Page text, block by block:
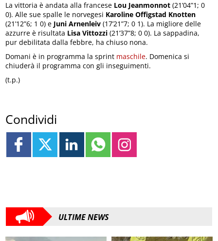
La vittoria è andata alla francese Lou Jeanmonnot (21’04”1; 0
0). Alle sue spalle le norvegesi Karoline Offigstad Knotten
(21’12”6; 1 0) e Juni Arnenleiv (17’21”7; 0 1). La migliore delle
azzurre è risultata Lisa Vittozzi (21’37”8; 0 0). La sappadina,
pur debilitata dalla febbre, ha chiuso nona.
Domani è in programma la sprint maschile. Domenica si
chiuderà il programma con gli inseguimenti.
(t.p.)
Condividi
ULTIME NEWS